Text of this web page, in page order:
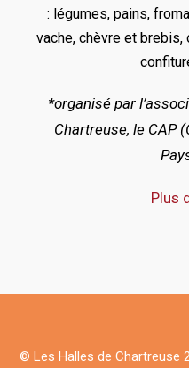
: légumes, pains,
vache, chèvre et brebis,
*organisé par
Chartreuse, le CAP
Plus
© Les Halles de Chartreuse